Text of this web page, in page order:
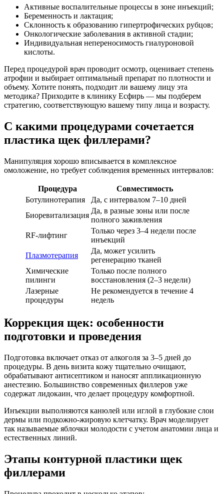
Активные воспалительные процессы в зоне инъекций;
Беременность и лактация;
Склонность к образованию гипертрофических рубцов;
Онкологические заболевания в активной стадии;
Индивидуальная непереносимость гиалуроновой
кислоты.
Перед процедурой врач проводит осмотр, оценивает степень
атрофии и выбирает оптимальный препарат по плотности и
объему. Хотите понять, подходит ли вашему лицу эта
методика? Приходите в клинику Есфирь — мы подберем
стратегию, соответствующую вашему типу лица и возрасту.
С какими процедурами сочетается
пластика щек филлерами?
Манипуляция хорошо вписывается в комплексное
омоложение, но требует соблюдения временных интервалов:
Процедура
Совместимость
Ботулинотерапия
Да, с интервалом 7–10 дней
Биоревитализация
Да, в разные зоны или после
полного заживления
RF-лифтинг
Только через 3–4 недели после
инъекций
Плазмотерапия
Да, может усилить
регенерацию тканей
Химические
пилинги
Только после полного
восстановления (2–3 недели)
Лазерные
процедуры
Не рекомендуется в течение 4
недель
Коррекция щек: особенности
подготовки и проведения
Подготовка включает отказ от алкоголя за 3–5 дней до
процедуры. В день визита кожу тщательно очищают,
обрабатывают антисептиком и наносят аппликационную
анестезию. Большинство современных филлеров уже
содержат лидокаин, что делает процедуру комфортной.
Инъекции выполняются канюлей или иглой в глубокие слои
дермы или подкожно-жировую клетчатку. Врач моделирует
так называемые яблочки молодости с учетом анатомии лица и
естественных линий.
Этапы контурной пластики щек
филлерами